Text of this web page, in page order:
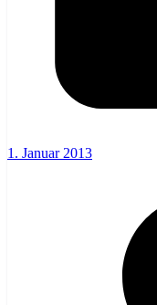
1. Januar 2013